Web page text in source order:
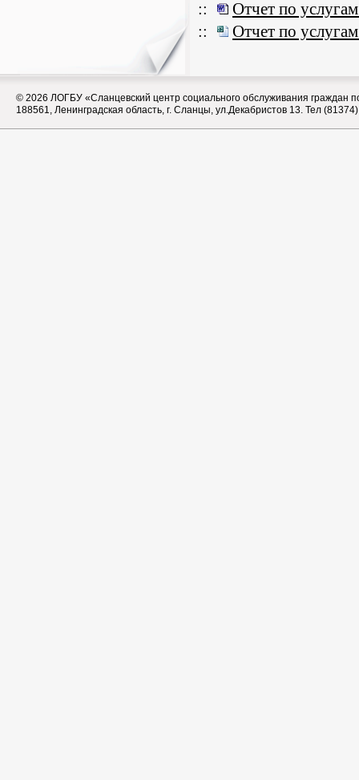
::
Отчет по
::
Отчет по
© 2026 ЛОГБУ «Сланцевский центр социального обслуживания граждан
188561, Ленинградская область, г. Сланцы, ул.Декабристов 13. Тел